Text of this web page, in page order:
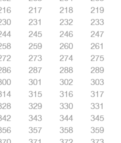
217 218 219
231 232 233
245 246 247
259 260 261
273 274 275
287 288 289
301 302 303
315 316 317
329 330 331
343 344 345
357 358 359